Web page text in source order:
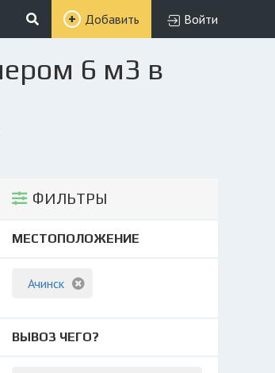
Добавить Войти
6 м3 в
ФИЛЬТРЫ
МЕСТОПОЛОЖЕНИЕ
Ачинск
ВЫВОЗ ЧЕГО?